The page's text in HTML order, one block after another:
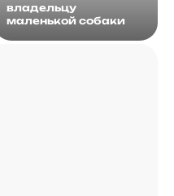
владельцу
маленькой собаки